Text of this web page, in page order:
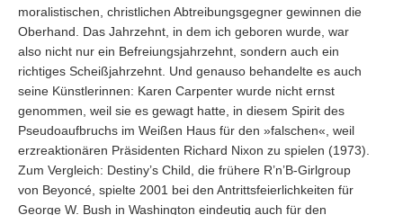
moralistischen, christlichen Abtreibungsgegner gewinnen die
Oberhand. Das Jahrzehnt, in dem ich geboren wurde, war
also nicht nur ein Befreiungsjahrzehnt, sondern auch ein
richtiges Scheißjahrzehnt. Und genauso behandelte es auch
seine Künstlerinnen: Karen Carpenter wurde nicht ernst
genommen, weil sie es gewagt hatte, in diesem Spirit des
Pseudoaufbruchs im Weißen Haus für den »falschen«, weil
erzreaktionären Präsidenten Richard Nixon zu spielen (1973).
Zum Vergleich: Destiny’s Child, die frühere R’n’B-Girlgroup
von Beyoncé, spielte 2001 bei den Antrittsfeierlichkeiten für
George W. Bush in Washington eindeutig auch für den